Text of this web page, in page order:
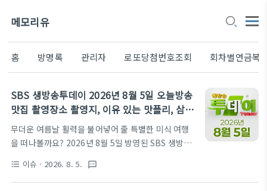
메모리유
홈 방명록 관리자 로또당첨번호조회 회차별연금복
SBS 생방송투데이 2026년 8월 5일 오늘방송
맛집 촬영장소 촬영지, 이유 있는 맛플리, 삼촌
어디가요
무더운 여름날 활력을 불어넣어 줄 특별한 미식 여행
을 떠나볼까요? 2026년 8월 5일 방영된 SBS 생방송
름의 정취를 가득 담은 싱그러운 농장 체험까지 알찬
정보들을 가득 담았습니다. 먼저 이유 있는 맛플리 코
format_list_bulleted 이슈 · 2026. 8. 5. textsms